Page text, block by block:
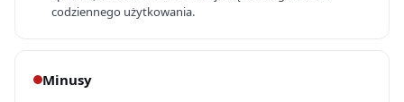
codziennego użytkowania.
Minusy